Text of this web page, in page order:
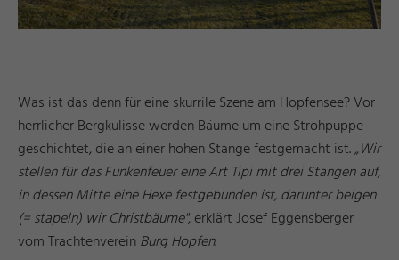
Was ist das denn für eine skurrile Szene am Hopfensee? Vor
herrlicher Bergkulisse werden Bäume um eine Strohpuppe
geschichtet, die an einer hohen Stange festgemacht ist.„Wir
stellen für das Funkenfeuer eine Art Tipi mit drei Stangen auf,
in dessen Mitte eine Hexe festgebunden ist, darunter beigen
(= stapeln) wir Christbäume", erklärt Josef Eggensberger
vom TrachtenvereinBurg Hopfen.